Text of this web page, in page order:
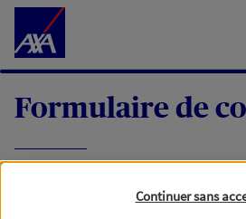
Accéder au Contenu
Formulaire de
demande, nous vousContinuer sans